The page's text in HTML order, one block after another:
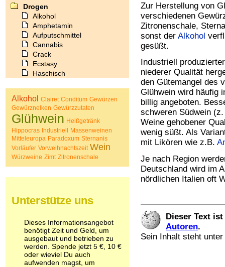
Zur Herstellung von
verschiedenen
Zitronenschale,
sonst der Alkohol
gesüßt.
Industriell
niederer Qualität
den Gütemangel des
Glühwein wird häufig
billig angeboten.
schweren Südwein
Weine gehobener
wenig süßt. Als
mit Likören wie z.B.
Je nach Region
Deutschland wird im
nördlichen Italien oft
Dieser Text
Autoren.
Sein Inhalt steht
Drogen
Alkohol
Amphetamin
Aufputschmittel
Cannabis
Crack
Ecstasy
Haschisch
Koffein
Kokain
Lachgas
LSD
Marihuana
Medikamente
Meskalin
Metamphetamin
Methadon
Muskatnuss
Nikotin
Pilze
Poppers
Psychopharmaka
Schlafmittel
Schmerzmittel
Alkohol Clairet Conditum Gewürzen
Gewürznelken Gewürzzutaten
Glühwein Heißgetränk
Hippocras Industriell Massenweinen
Mitteleuropa Paradoxum Sternanis
Vorläufer Vorweihnachtszeit Wein
Würzweine Zimt Zitronenschale
Unterstütze uns
Dieses Informationsangebot
benötigt Zeit und Geld, um
ausgebaut und betrieben zu
werden. Spende jetzt 5 €, 10 €
oder wieviel Du auch
aufwenden magst, um